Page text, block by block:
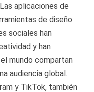
aplicaciones de
de diseño
sociales han
y han
mundo compartan
audiencia global.
y TikTok, también